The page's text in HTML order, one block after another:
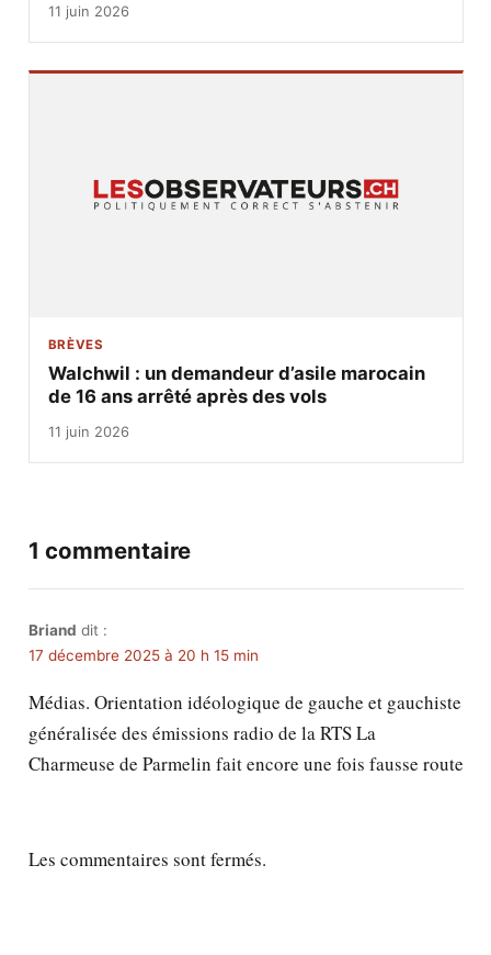
11 juin 2026
BRÈVES
Walchwil : un demandeur d’asile marocain
de 16 ans arrêté après des vols
11 juin 2026
1 commentaire
Briand dit :
17 décembre 2025 à 20 h 15 min
Médias. Orientation idéologique de gauche et gauchiste
généralisée des émissions radio de la RTS La
Charmeuse de Parmelin fait encore une fois fausse route
Les commentaires sont fermés.